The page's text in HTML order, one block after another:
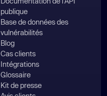
publique
Base de données des
vulnérabilités
Blog
Cas clients
Intégrations
Glossaire
Kit de presse